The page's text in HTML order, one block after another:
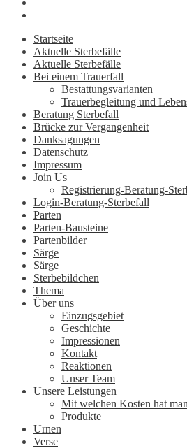
Startseite
Aktuelle Sterbefälle
Aktuelle Sterbefälle
Bei einem Trauerfall
Bestattungsvarianten
Trauerbegleitung und
Beratung Sterbefall
Brücke zur Vergangenheit
Danksagungen
Datenschutz
Impressum
Join Us
Registrierung-Beratung-
Login-Beratung-Sterbefall
Parten
Parten-Bausteine
Partenbilder
Särge
Särge
Sterbebildchen
Thema
Über uns
Einzugsgebiet
Geschichte
Impressionen
Kontakt
Reaktionen
Unser Team
Unsere Leistungen
Mit welchen Kosten hat
Produkte
Urnen
Verse